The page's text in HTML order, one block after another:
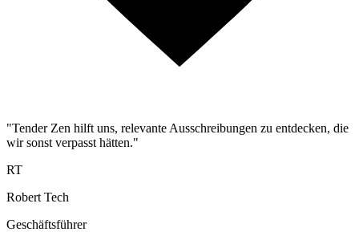
"Tender Zen hilft uns, relevante Ausschreibungen zu entdecken, die
wir sonst verpasst hätten."
RT
Robert Tech
Geschäftsführer